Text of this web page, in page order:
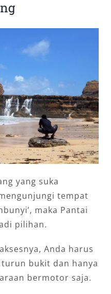
yang suka
tempat
maka Pantai
pilihan.
Anda harus
bukit dan hanya
bermotor saja.